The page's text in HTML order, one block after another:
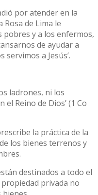
por atender en la
Rosa de Lima le
pobres y a los enfermos,
de ayudar a
a Jesús’.
ladrones, ni los
Reino de Dios’ (1 Co
la práctica de la
los bienes terrenos y
destinados a todo el
privada no